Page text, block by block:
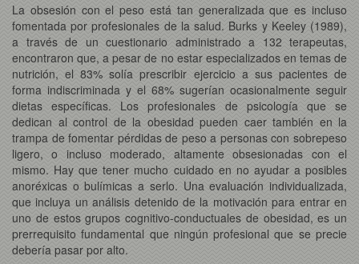
La obsesión con el peso está tan generalizada que es incluso
fomentada por profesionales de la salud. Burks y Keeley (1989),
a través de un cuestionario administrado a 132 terapeutas,
encontraron que, a pesar de no estar especializados en temas de
nutrición, el 83% solía prescribir ejercicio a sus pacientes de
forma indiscriminada y el 68% sugerían ocasionalmente seguir
dietas específicas. Los profesionales de psicología que se
dedican al control de la obesidad pueden caer también en la
trampa de fomentar pérdidas de peso a personas con sobrepeso
ligero, o incluso moderado, altamente obsesionadas con el
mismo. Hay que tener mucho cuidado en no ayudar a posibles
anoréxicas o bulímicas a serlo. Una evaluación individualizada,
que incluya un análisis detenido de la motivación para entrar en
uno de estos grupos cognitivo-conductuales de obesidad, es un
prerrequisito fundamental que ningún profesional que se precie
debería pasar por alto.